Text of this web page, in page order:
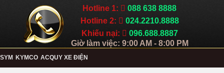
Hotline 1:
088 638 8888
Hotline 2:
024.2210.8888
Khiếu nại:
096.688.8887
Giờ làm việc: 9:00 AM - 8:00 PM
SYM KYMCO ACQUY XE ĐIỆN